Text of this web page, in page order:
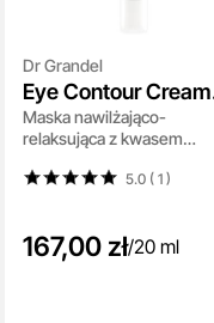
Dr Grandel
Eye Contour Cream
and Mask
Maska nawilżająco-
relaksująca z kwasem
oczu 20 ml
5.0 ( 1)
167,00 zł/20 ml